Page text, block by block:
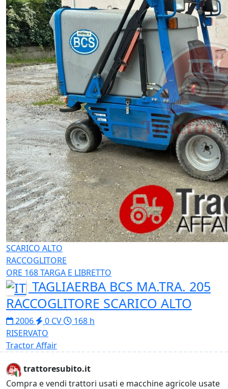
SCARICO ALTO
RACCOGLITORE
ORE 168 TARGA E LIBRETTO
TAGLIAERBA BCS MA.TRA. 205
RACCOGLITORE SCARICO ALTO
2006 0 CV
168 h
RISERVATO
Tractor Affair
trattoresubito.it
Compra e vendi trattori usati e macchine agricole usate